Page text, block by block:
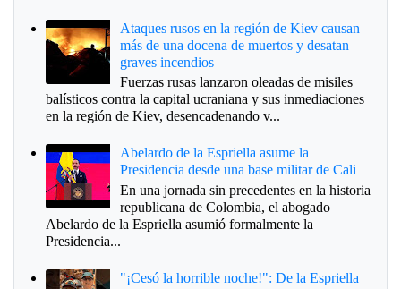
Ataques rusos en la región de Kiev causan
más de una docena de muertos y desatan
graves incendios
Fuerzas rusas lanzaron oleadas de misiles
balísticos contra la capital ucraniana y sus inmediaciones
en la región de Kiev, desencadenando v...
Abelardo de la Espriella asume la
Presidencia desde una base militar de Cali
En una jornada sin precedentes en la historia
republicana de Colombia, el abogado
Abelardo de la Espriella asumió formalmente la
Presidencia...
"¡Cesó la horrible noche!": De la Espriella